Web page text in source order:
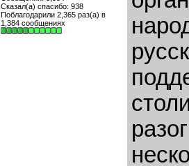
Сказал(а) спасибо: 938
Поблагодарили 2,365 раз(а) в
1,384 сообщениях